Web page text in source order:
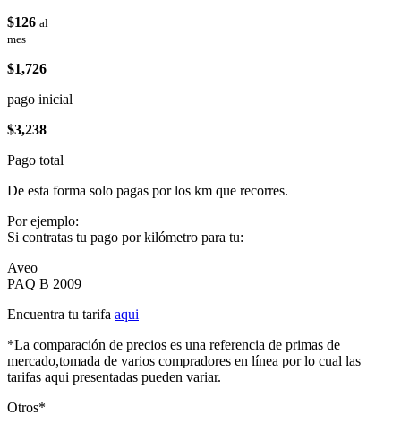
$126 al
mes
$1,726
pago inicial
$3,238
Pago total
De esta forma solo pagas por los km que recorres.
Por ejemplo:
Si contratas tu pago por kilómetro para tu:
Aveo
PAQ B 2009
Encuentra tu tarifa aqui
*La comparación de precios es una referencia de primas de
mercado,tomada de varios compradores en línea por lo cual las
tarifas aqui presentadas pueden variar.
Otros*